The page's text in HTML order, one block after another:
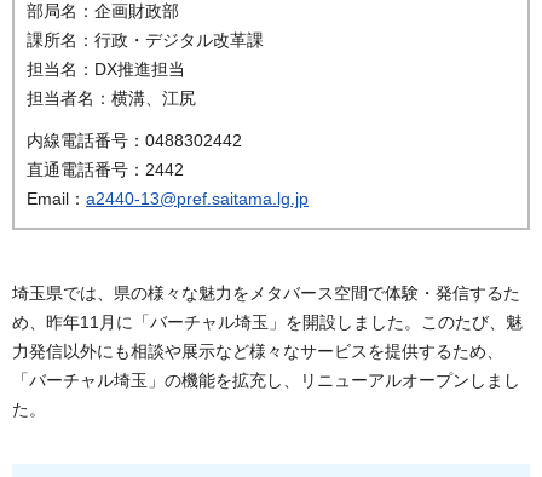
部局名：企画財政部
課所名：行政・デジタル改革課
担当名：DX推進担当
担当者名：横溝、江尻
内線電話番号：0488302442
直通電話番号：2442
Email： a2440-13@pref.saitama.lg.jp
埼玉県では、県の様々な魅力をメタバース空間で体験・発信するた
め、昨年11月に「バーチャル埼玉」を開設しました。このたび、魅
力発信以外にも相談や展示など様々なサービスを提供するため、
「バーチャル埼玉」の機能を拡充し、リニューアルオープンしまし
た。